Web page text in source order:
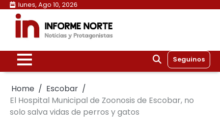
Skip
content
lunes, Ago 10, 2026
Seguinos
Home
Escobar
El Hospital Municipal de Zoonosis de Escobar, no
solo salva vidas de perros y gatos